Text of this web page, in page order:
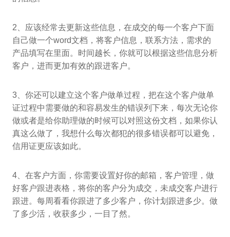
2、应该经常去更新这些信息，在成交的每一个客户下面
自己做一个word文档，将客户信息，联系方法，需求的
产品填写在里面。时间越长，你就可以根据这些信息分析
客户，进而更加有效的跟进客户。
3、你还可以建立这个客户做单过程，把在这个客户做单
证过程中需要做的和容易发生的错误列下来，每次无论你
做或者是给你助理做的时候可以对照这份文档，如果你认
真这么做了，我想什么每次都犯的很多错误都可以避免，
信用证更应该如此。
4、在客户方面，你需要设置好你的邮箱，客户管理，做
好客户跟进表格，将你的客户分为成交，未成交客户进行
跟进。每周看看你跟进了多少客户，你计划跟进多少。做
了多少活，收获多少，一目了然。